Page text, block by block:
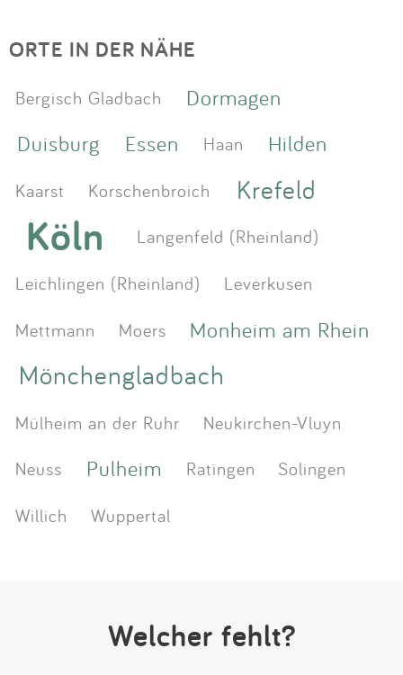
ORTE IN DER NÄHE
Bergisch Gladbach
Dormagen
Duisburg
Essen Haan Hilden
Kaarst Korschenbroich Krefeld
Köln
Langenfeld (Rheinland)
Leichlingen (Rheinland)
Leverkusen
Mettmann
Moers Monheim am Rhein
Mönchengladbach
Mülheim an der Ruhr
Neukirchen-Vluyn
Neuss
Pulheim Ratingen
Solingen
Willich
Wuppertal
Welcher fehlt?